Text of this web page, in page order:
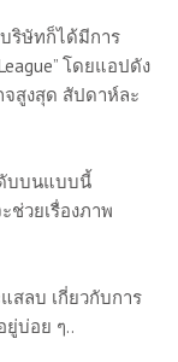
ริษัทก็ได้มีการ
โดยแอปดัง
จสูงสุด สัปดาห์ละ
บบนแบบนี้
ช่วยเรื่องภาพ
สลบ เกี่ยวกับการ
บ่อย ๆ..